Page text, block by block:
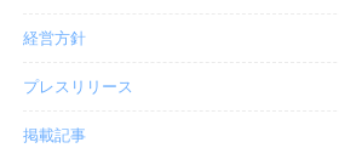
経営方針
プレスリリース
掲載記事